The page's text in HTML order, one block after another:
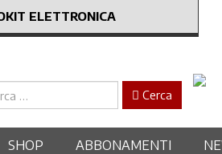
ELETTRONICA
Cerca
SHOP ABBONAMENTI